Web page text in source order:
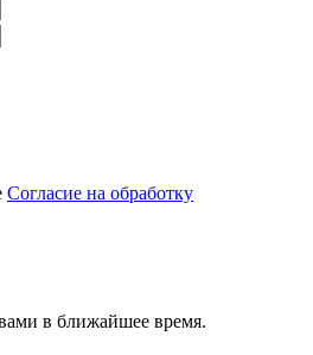
Согласие на обработку
в ближайшее время.